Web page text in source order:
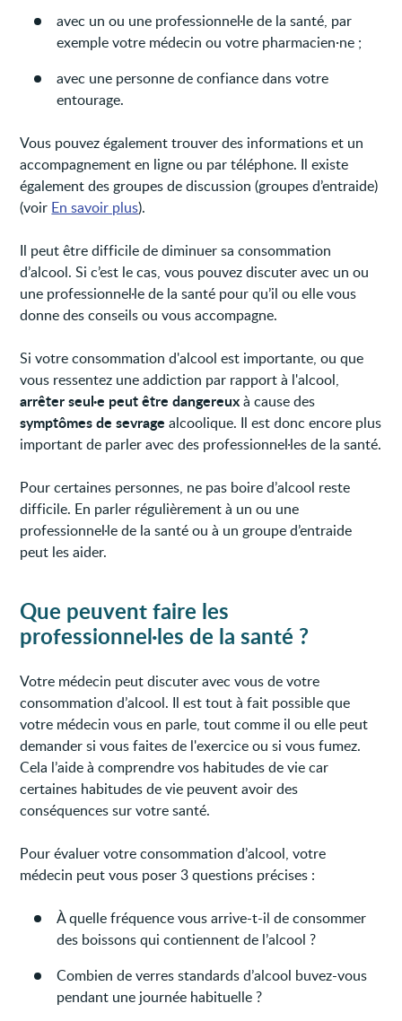
avec un ou une professionnel·le de la santé, par
exemple votre médecin ou votre pharmacien·ne ;
avec une personne de confiance dans votre
entourage.
Vous pouvez également trouver des informations et un
accompagnement en ligne ou par téléphone. Il existe
également des groupes de discussion (groupes d’entraide)
(voir En savoir plus).
Il peut être difficile de diminuer sa consommation
d’alcool. Si c’est le cas, vous pouvez discuter avec un ou
une professionnel·le de la santé pour qu’il ou elle vous
donne des conseils ou vous accompagne.
Si votre consommation d'alcool est importante, ou que
vous ressentez une addiction par rapport à l'alcool,
arrêter seul·e peut être dangereuxà cause des
symptômes de sevrage alcoolique. Il est donc encore plus
important de parler avec des professionnel·les de la santé.
Pour certaines personnes, ne pas boire d’alcool reste
difficile. En parler régulièrement à un ou une
professionnel·le de la santé ou à un groupe d’entraide
peut les aider.
Que peuvent faire les
professionnel·les de la santé ?
Votre médecin peut discuter avec vous de votre
consommation d’alcool. Il est tout à fait possible que
votre médecin vous en parle, tout comme il ou elle peut
demander si vous faites de l'exercice ou si vous fumez.
Cela l’aide à comprendre vos habitudes de vie car
certaines habitudes de vie peuvent avoir des
conséquences sur votre santé.
Pour évaluer votre consommation d’alcool, votre
médecin peut vous poser 3 questions précises :
À quelle fréquence vous arrive-t-il de consommer
des boissons qui contiennent de l’alcool ?
Combien de verres standards d’alcool buvez-vous
pendant une journée habituelle ?